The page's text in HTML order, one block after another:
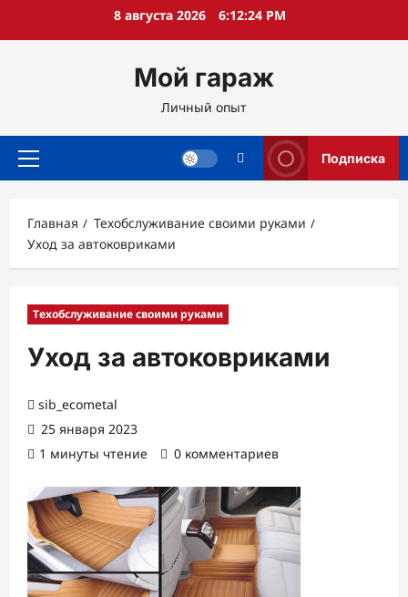
8 августа 2026 6:12:25 PM
Мой гараж
Личный опыт
Основное
Подписка
Главная
Техобслуживание своими руками
Уход за автоковриками
Техобслуживание своими руками
Уход за автоковриками
sib_ecometal
25 января 2023
1 минуты чтение
0 комментариев